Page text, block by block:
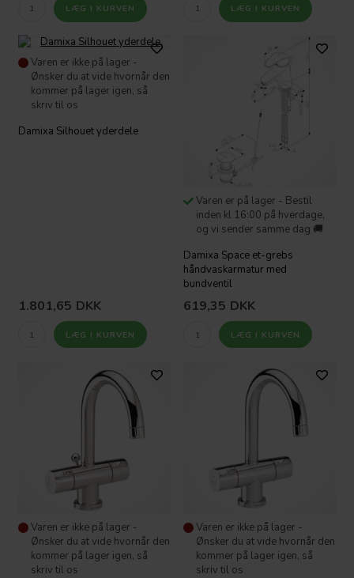
Varen er ikke på lager -
Ønsker du at vide hvornår den
kommer på lager igen, så
skriv til os
Damixa Silhouet yderdele
1.801,65 DKK
Varen er på lager - Bestil
inden kl 16:00 på hverdage,
og vi sender samme dag 🚚
Damixa Space et-grebs
håndvaskarmatur med
bundventil
619,35 DKK
Varen er ikke på lager -
Ønsker du at vide hvornår den
kommer på lager igen, så
skriv til os
Varen er ikke på lager -
Ønsker du at vide hvornår den
kommer på lager igen, så
skriv til os